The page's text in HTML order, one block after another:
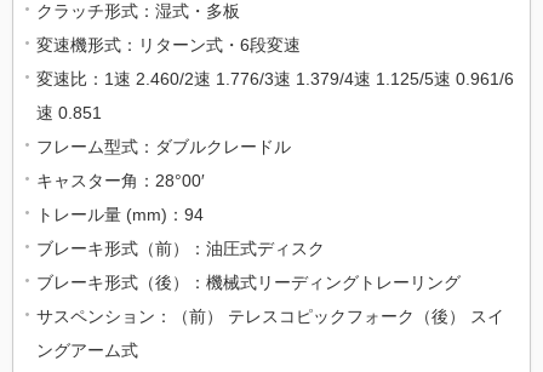
クラッチ形式：湿式・多板
変速機形式：リターン式・6段変速
変速比：1速 2.460/2速 1.776/3速 1.379/4速 1.125/5速 0.961/6
速 0.851
フレーム型式：ダブルクレードル
キャスター角：28°00′
トレール量 (mm)：94
ブレーキ形式（前）：油圧式ディスク
ブレーキ形式（後）：機械式リーディングトレーリング
サスペンション：（前） テレスコピックフォーク（後） スイ
ングアーム式